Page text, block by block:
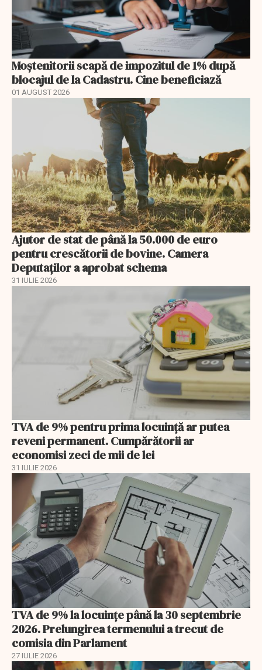
Moștenitorii scapă de impozitul de 1% după
blocajul de la Cadastru. Cine beneficiază
01 AUGUST 2026
Ajutor de stat de până la 50.000 de euro
pentru crescătorii de bovine. Camera
Deputaților a aprobat schema
31 IULIE 2026
TVA de 9% pentru prima locuință ar putea
reveni permanent. Cumpărătorii ar
economisi zeci de mii de lei
31 IULIE 2026
TVA de 9% la locuințe până la 30 septembrie
2026. Prelungirea termenului a trecut de
comisia din Parlament
27 IULIE 2026